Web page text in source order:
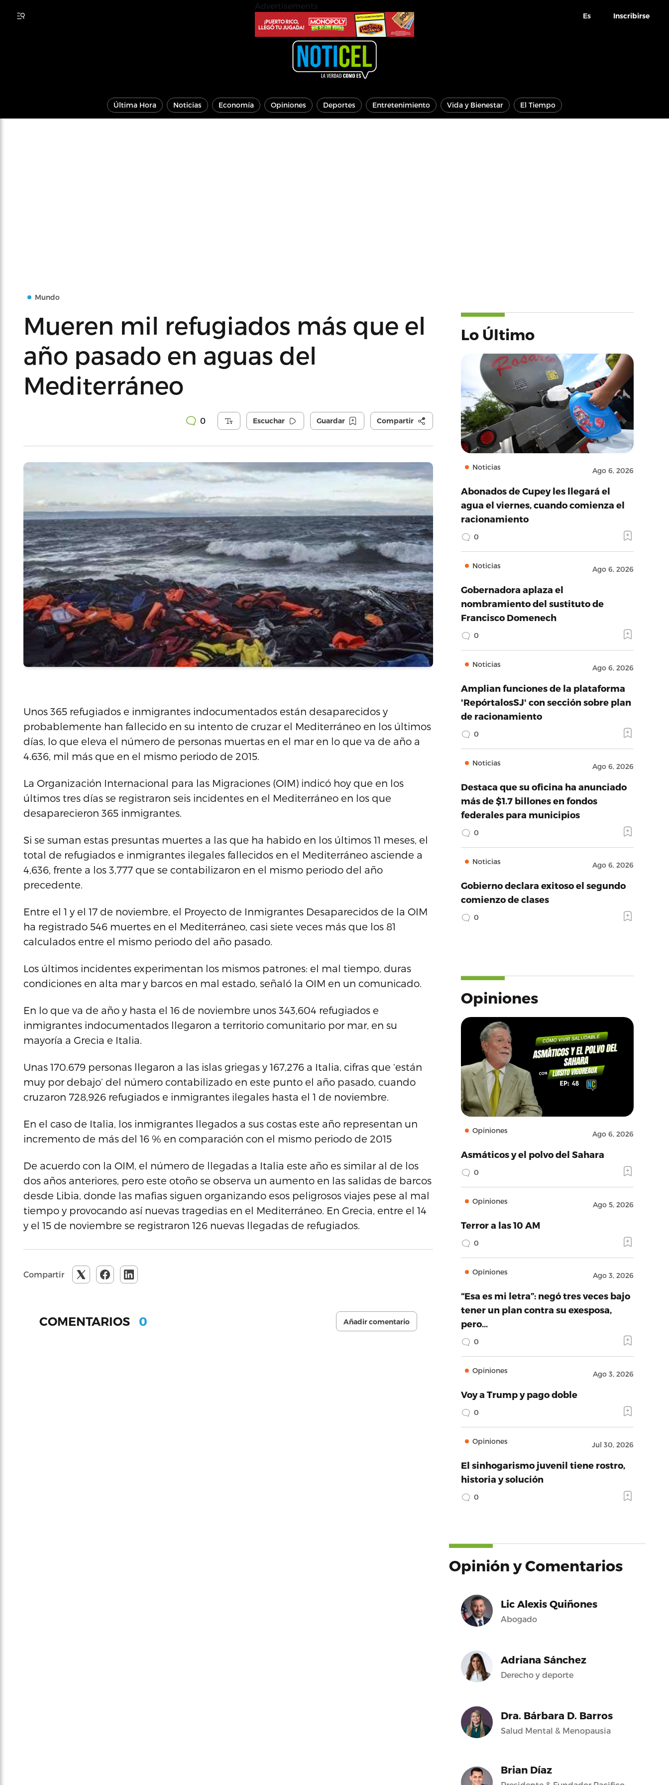
Es Inscribirse
Última Hora Noticias Economía Opiniones Deportes Entretenimiento Vida y Bienestar El Tiempo
Mundo
Mueren mil refugiados más que el
año pasado en aguas del
Mediterráneo
0 Escuchar Guardar Compartir
Unos 365 refugiados e inmigrantes indocumentados están desaparecidos y
probablemente han fallecido en su intento de cruzar el Mediterráneo en los últimos
días, lo que eleva el número de personas muertas en el mar en lo que va de año a
4.636, mil más que en el mismo periodo de 2015.
La Organización Internacional para las Migraciones (OIM) indicó hoy que en los
últimos tres días se registraron seis incidentes en el Mediterráneo en los que
desaparecieron 365 inmigrantes.
Si se suman estas presuntas muertes a las que ha habido en los últimos 11 meses, el
total de refugiados e inmigrantes ilegales fallecidos en el Mediterráneo asciende a
4,636, frente a los 3,777 que se contabilizaron en el mismo periodo del año
precedente.
Entre el 1 y el 17 de noviembre, el Proyecto de Inmigrantes Desaparecidos de la OIM
ha registrado 546 muertes en el Mediterráneo, casi siete veces más que los 81
calculados entre el mismo periodo del año pasado.
Los últimos incidentes experimentan los mismos patrones: el mal tiempo, duras
condiciones en alta mar y barcos en mal estado, señaló la OIM en un comunicado.
En lo que va de año y hasta el 16 de noviembre unos 343,604 refugiados e
inmigrantes indocumentados llegaron a territorio comunitario por mar, en su
mayoría a Grecia e Italia.
Unas 170.679 personas llegaron a las islas griegas y 167,276 a Italia, cifras que ‘están
muy por debajo’ del número contabilizado en este punto el año pasado, cuando
cruzaron 728,926 refugiados e inmigrantes ilegales hasta el 1 de noviembre.
En el caso de Italia, los inmigrantes llegados a sus costas este año representan un
incremento de más del 16 % en comparación con el mismo periodo de 2015
De acuerdo con la OIM, el número de llegadas a Italia este año es similar al de los
dos años anteriores, pero este otoño se observa un aumento en las salidas de barcos
desde Libia, donde las mafias siguen organizando esos peligrosos viajes pese al mal
tiempo y provocando así nuevas tragedias en el Mediterráneo. En Grecia, entre el 14
y el 15 de noviembre se registraron 126 nuevas llegadas de refugiados.
Compartir
COMENTARIOS 0 Añadir comentario
Lo Último
Noticias Ago 6, 2026
Abonados de Cupey les llegará el
agua el viernes, cuando comienza el
racionamiento
0
Noticias Ago 6, 2026
Gobernadora aplaza el
nombramiento del sustituto de
Francisco Domenech
0
Noticias Ago 6, 2026
Amplian funciones de la plataforma
'RepórtalosSJ' con sección sobre plan
de racionamiento
0
Noticias Ago 6, 2026
Destaca que su oficina ha anunciado
más de $1.7 billones en fondos
federales para municipios
0
Noticias Ago 6, 2026
Gobierno declara exitoso el segundo
comienzo de clases
0
Opiniones
Opiniones Ago 6, 2026
Asmáticos y el polvo del Sahara
0
Opiniones Ago 5, 2026
Terror a las 10 AM
0
Opiniones Ago 3, 2026
“Esa es mi letra”: negó tres veces bajo
tener un plan contra su exesposa,
pero…
0
Opiniones Ago 3, 2026
Voy a Trump y pago doble
0
Opiniones Jul 30, 2026
El sinhogarismo juvenil tiene rostro,
historia y solución
0
Opinión y Comentarios
Lic Alexis Quiñones
Abogado
Adriana Sánchez
Derecho y deporte
Dra. Bárbara D. Barros
Salud Mental & Menopausia
Brian Díaz